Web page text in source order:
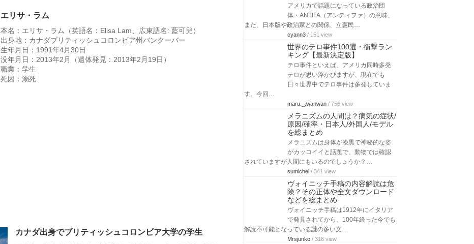
エリサ・ラム
本名：エリサ・ラム（英語名：Elisa Lam、広東語名: 藍可兒）
出身地：カナダブリティッシュコロンビア州バンクーバー
生年月日：1991年4月30日
没年月日：2013年2月（遺体発見：2013年2月19日）
職業：学生
死因：溺死
カナダ出身でブリティッシュコロンビア大学の学生
アメリカで話題になっている政治団
体・ANTIFA（アンティファ）の意味、
また、日本版や政治家との関係、立憲民…
cyann3 / 151 view
世界のテロ事件100選・衝撃ラン
キング【最新決定版】
テロ事件といえば、アメリカ同時多発
テロが思い浮かびますが、現在でも
日々世界中でテロ事件は多発していま
す。今回…
maru._.wanwan / 756 view
メラニズムの人間は？病気の症状/
原因/確率・日本人/外国人/モデル
を総まとめ
メラニズムは身体が漆黒で神秘的な姿
がカッコイイと話題で、動物では確認
されていますが人間にもいるのでしょうか？…
sumichel / 341 view
ヴォイニッチ手稿の内容解読は危
険？その正体や全文ダウンロード
などを総まとめ
ヴォイニッチ手稿は1912年にイタリア
で発見されてから、100年経った今でも
解読不可能となっている謎の多い文…
Mrsjunko / 316 view